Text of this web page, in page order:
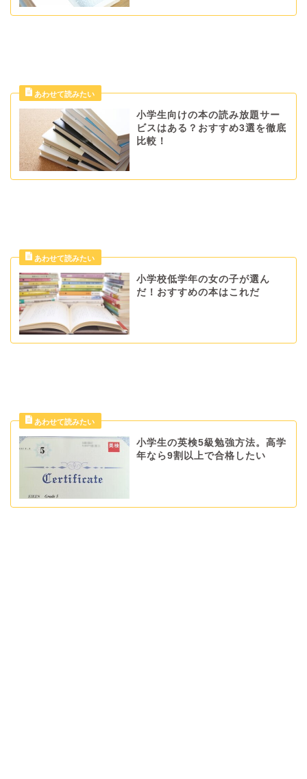
小学生向けの本の読み放題サー
ビスはある？おすすめ3選を徹底
比較！
小学校低学年の女の子が選ん
だ！おすすめの本はこれだ
小学生の英検5級勉強方法。高学
年なら9割以上で合格したい